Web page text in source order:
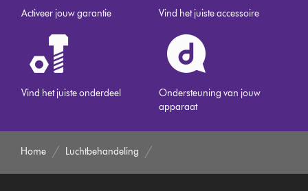
Activeer jouw garantie Vind het juiste accessoire
Vind het juiste onderdeel
Ondersteuning van jouw
apparaat
Home Luchtbehandeling